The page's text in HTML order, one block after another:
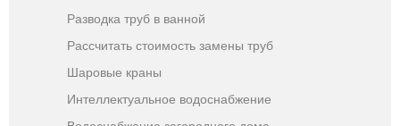
Разводка труб в ванной
Рассчитать стоимость замены труб
Шаровые краны
Интеллектуальное водоснабжение